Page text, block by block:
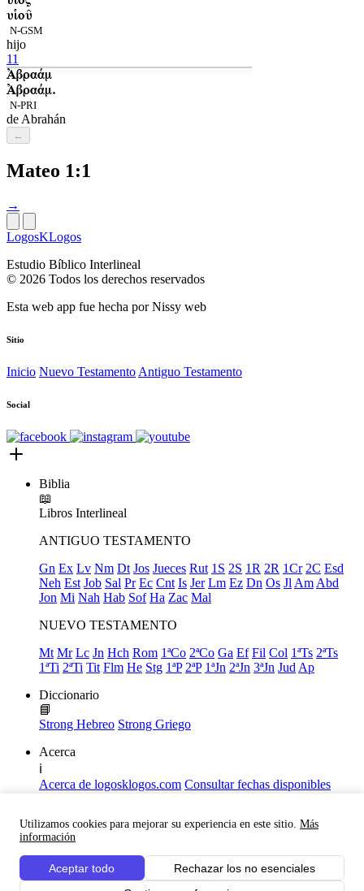
Utilizamos cookies para mejorar su experiencia en este sitio. Más
información
Aceptar todo
Rechazar los no esenciales
υἱοῦ
N-GSM
hijo
11
Ἀβραάμ
Ἀβραάμ.
N-PRI
de Abrahán
←
Mateo 1:1
→
LogosKLogos
Estudio Bíblico Interlineal
© 2026 Todos los derechos reservados
Esta web app fue hecha porNissy web
Sitio
Inicio Nuevo Testamento Antiguo Testamento
Social
Biblia
📖
Libros Interlineal
ANTIGUO TESTAMENTO
Gn Ex Lv Nm Dt Jos Jueces Rut 1S 2S 1R 2R 1Cr 2C Esd
Neh Est Job Sal Pr Ec Cnt Is Jer Lm Ez Dn Os Jl Am Abd
Jon Mi Nah Hab Sof Ha Zac Mal
NUEVO TESTAMENTO
Mt Mr Lc Jn Hch Rom 1ªCo 2ªCo Ga Ef Fil Col 1ªTs 2ªTs
1ªTi 2ªTi Tit Flm He Stg 1ªP 2ªP 1ªJn 2ªJn 3ªJn Jud Ap
Diccionario
📘
Strong Hebreo Strong Griego
Acerca
ℹ️
Acerca de logosklogos.com Consultar fechas disponibles
Links útiles
Facebook